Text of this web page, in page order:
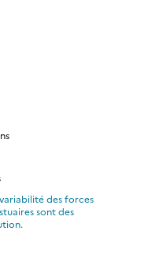
des forces
sont des